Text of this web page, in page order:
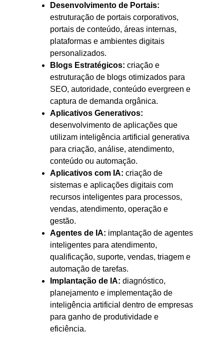
Desenvolvimento de Portais:
estruturação de portais corporativos,
portais de conteúdo, áreas internas,
plataformas e ambientes digitais
personalizados.
Blogs Estratégicos: criação e
estruturação de blogs otimizados para
SEO, autoridade, conteúdo evergreen e
captura de demanda orgânica.
Aplicativos Generativos:
desenvolvimento de aplicações que
utilizam inteligência artificial generativa
para criação, análise, atendimento,
conteúdo ou automação.
Aplicativos com IA: criação de
sistemas e aplicações digitais com
recursos inteligentes para processos,
vendas, atendimento, operação e
gestão.
Agentes de IA: implantação de agentes
inteligentes para atendimento,
qualificação, suporte, vendas, triagem e
automação de tarefas.
Implantação de IA: diagnóstico,
planejamento e implementação de
inteligência artificial dentro de empresas
para ganho de produtividade e
eficiência.